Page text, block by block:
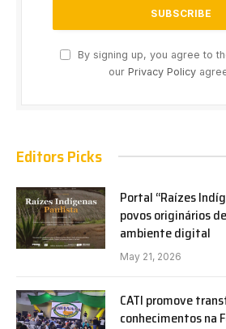
By signing up, you agree to
our Privacy Policy
Editors Picks
Portal “Raízes
povos originários
ambiente digital
May 21, 2026
CATI promove
conhecimentos na